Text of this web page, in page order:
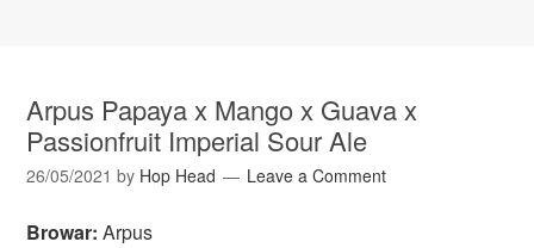
Arpus Papaya x Mango x Guava x
Passionfruit Imperial Sour Ale
26/05/2021 by Hop Head Leave a Comment
Browar: Arpus